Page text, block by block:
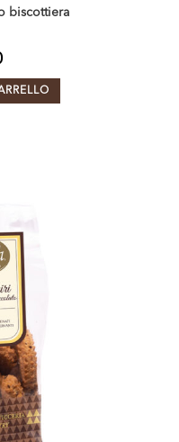
biscottiera